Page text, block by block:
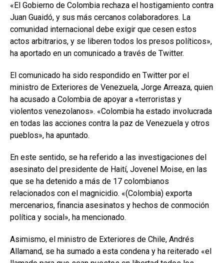
«El Gobierno de Colombia rechaza el hostigamiento contra
Juan Guaidó, y sus más cercanos colaboradores. La
comunidad internacional debe exigir que cesen estos
actos arbitrarios, y se liberen todos los presos políticos»,
ha aportado en un comunicado a través de Twitter.
El comunicado ha sido respondido en Twitter por el
ministro de Exteriores de Venezuela, Jorge Arreaza, quien
ha acusado a Colombia de apoyar a «terroristas y
violentos venezolanos». «Colombia ha estado involucrada
en todas las acciones contra la paz de Venezuela y otros
pueblos», ha apuntado.
En este sentido, se ha referido a las investigaciones del
asesinato del presidente de Haití, Jovenel Moise, en las
que se ha detenido a más de 17 colombianos
relacionados con el magnicidio. «(Colombia) exporta
mercenarios, financia asesinatos y hechos de conmoción
política y social», ha mencionado.
Asimismo, el ministro de Exteriores de Chile, Andrés
Allamand, se ha sumado a esta condena y ha reiterado «el